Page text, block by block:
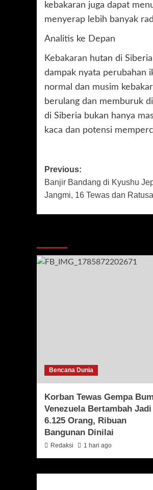
kebakaran juga dapat
menyerap lebih banyak
Analitis ke Depan
Kebakaran hutan di
dampak nyata perubahan
normal dan musim
berulang dan memburuk
di Siberia bukan hanya
kaca dan potensi
Post
navigation
Previous:
Banjir Bandang di Kyushu
Jangmi, 16 Tewas dan
Bencana Dunia
Korban Tewas Gempa
Venezuela Bertambah Jadi
6.125 Orang, Ribuan
Bangunan Dinilai
Redaksi 1 hari ago